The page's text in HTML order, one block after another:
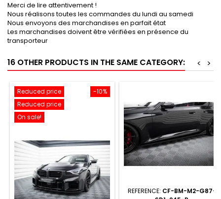
Merci de lire attentivement !
Nous réalisons toutes les commandes du lundi au samedi
Nous envoyons des marchandises en parfait état
Les marchandises doivent être vérifiées en présence du
transporteur
16 OTHER PRODUCTS IN THE SAME CATEGORY: >
<
-10%
Reduced price
Reduced price
On sale!
REFERENCE: CF-BM-M2-G87-